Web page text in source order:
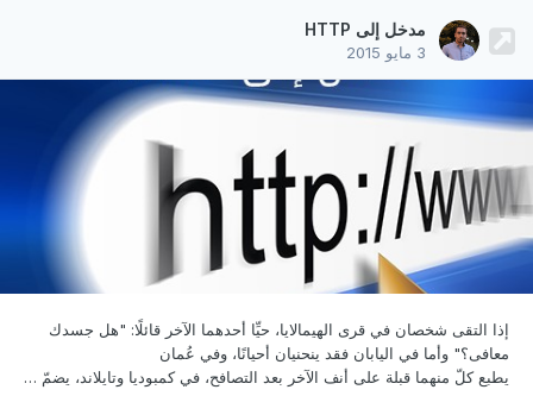
مدخل إلى HTTP
3 مايو 2015
إذا التقى شخصان في قرى الهيمالايا، حيِّا أحدهما الآخر قائلًا: "هل جسدك
معافى؟" وأما في اليابان فقد ينحنيان أحيانًا، وفي عُمان
يطبع كلّ منهما قبلة على أنف الآخر بعد التصافح، في كمبوديا وتايلاند، يضمّ كلّ منهما يديه وكأنّه يدعو. كل هذه الوسائل هي "بروتوكولات" للتواصل، أي سلسلة بسيطة من الرموز ذات المعنى والّتي تمهّد لتبادل حديث مُفيد. في عالم الويب، لدينا بروتوكول فعّال جدًّا على مستوى التّطبيقات يُمهّد الحواسيب حول العالم لتبادل الأحاديث النّافعة، واسمه Hypertext Transfer Protocol، أو HTTP ا